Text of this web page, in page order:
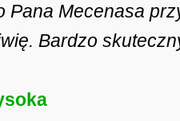
Pana Mecenasa
Bardzo